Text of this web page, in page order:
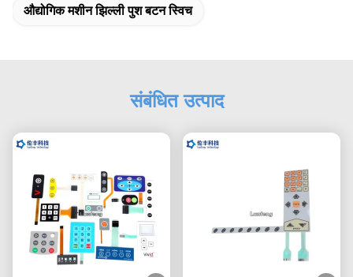
औद्योगिक मशीन झिल्ली पुश बटन स्विच
संबंधित उत्पाद